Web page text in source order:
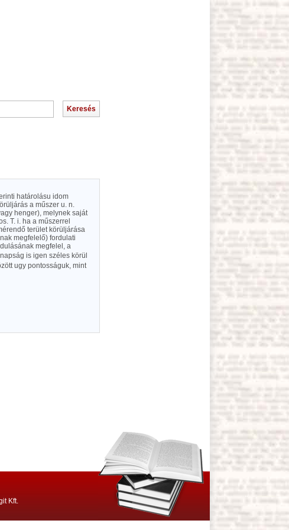
határolásu idom
a műszer u. n.
henger), melynek saját
T. i. ha a műszerrel
terület körüljárása
megfelelő) fordulati
megfelel, a
is igen széles körül
ugy pontosságuk, mint
Kft.